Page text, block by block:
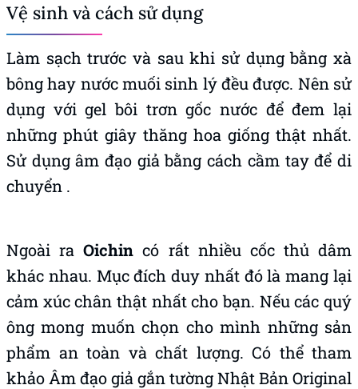
Vệ sinh và cách sử dụng
Làm sạch trước và sau khi sử dụng bằng xà
bông hay nước muối sinh lý đều được. Nên sử
dụng với gel bôi trơn gốc nước để đem lại
những phút giây thăng hoa giống thật nhất.
Sử dụng âm đạo giả bằng cách cầm tay để di
chuyển .
Ngoài raOichin có rất nhiều cốc thủ dâm
khác nhau. Mục đích duy nhất đó là mang lại
cảm xúc chân thật nhất cho bạn. Nếu các quý
ông mong muốn chọn cho mình những sản
phẩm an toàn và chất lượng. Có thể tham
khảo Âm đạo giả gắn tường Nhật Bản Original